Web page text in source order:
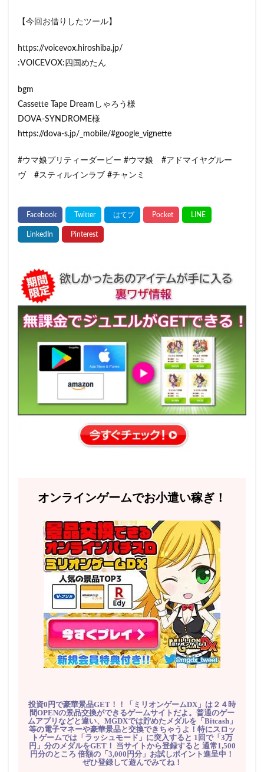
【今回お借りしたツール】
https://voicevox.hiroshiba.jp/
:VOICEVOX:四国めたん
bgm
Cassette Tape Dreamしゃろう様
DOVA-SYNDROME様
https://dova-s.jp/_mobile/#google_vignette
#ウマ娘プリティーダービー #ウマ娘 #アドマイヤグルー
ヴ #スティルインラブ #チャンミ
オンラインゲームでお小遣い稼ぎ！
投資0円で豪華景品GET！！「ミリオンゲームDX」は２４時
間OPENの景品交換ができるゲームサイトだよ。普通のゲー
ムアプリなどと違い、MGDXでは貯めたメダルを「Bitcash」
等の電子マネーや豪華景品と交換できちゃうよ！特にスロッ
トゲームでは「ラッシュモード」に突入すると 1回で「3万
円」分のメダルをGET！ 当サイトから登録すると 通常1,500
円分のところ 倍額の「3,000円分」お試しポイント進呈中！
ぜひ登録して遊んでみてね！